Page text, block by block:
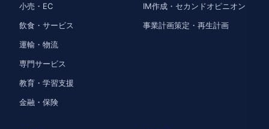
小売・EC
飲食・サービス
運輸・物流
専門サービス
教育・学習支援
金融・保険
IM作成・セカンドオピニオン
事業計画策定・再生計画